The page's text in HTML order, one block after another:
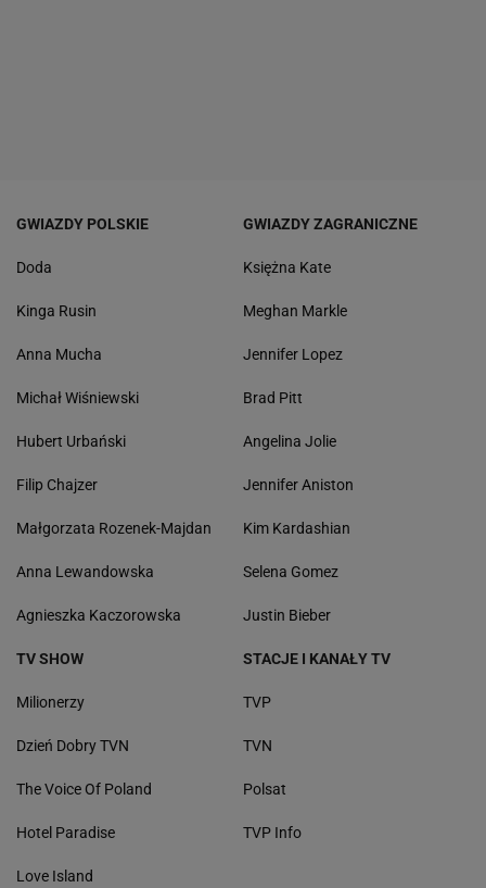
GWIAZDY POLSKIE
Doda
Kinga Rusin
Anna Mucha
Michał Wiśniewski
Hubert Urbański
Filip Chajzer
Małgorzata Rozenek-Majdan
Anna Lewandowska
Agnieszka Kaczorowska
GWIAZDY ZAGRANICZNE
Księżna Kate
Meghan Markle
Jennifer Lopez
Brad Pitt
Angelina Jolie
Jennifer Aniston
Kim Kardashian
Selena Gomez
Justin Bieber
TV SHOW
Milionerzy
Dzień Dobry TVN
The Voice Of Poland
Hotel Paradise
Love Island
STACJE I KANAŁY TV
TVP
TVN
Polsat
TVP Info